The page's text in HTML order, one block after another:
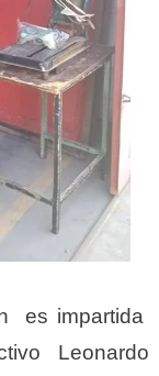
es impartida
Leonardo